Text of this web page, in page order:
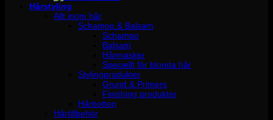
Hårstyling
Allt inom hår
Schampo & Balsam
Schampo
Balsam
Hårmasker
Speciellt för blonda hår
Stylingprodukter
Grund & Primers
Finishing produkter
Hårbotten
Hårtillbehör